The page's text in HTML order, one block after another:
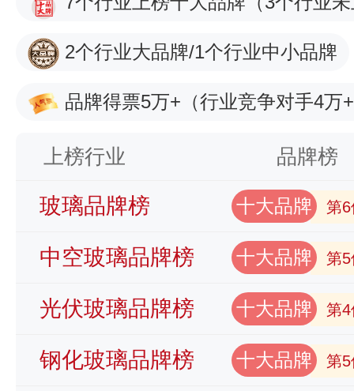
2个行业大品牌/1个行业中小品牌
品牌得票5万+ （行业竞争对手4万
上榜行业 品牌榜
玻璃品牌榜 十大品牌 第6
中空玻璃品牌榜 十大品牌 第5
光伏玻璃品牌榜 十大品牌 第4
钢化玻璃品牌榜 十大品牌 第5